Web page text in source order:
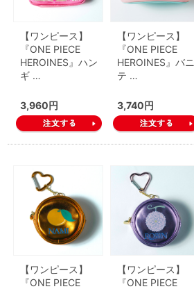
【ワンピース】
『ONE PIECE
HEROINES』ハン
ギ …
3,960円
【ワンピース】
『ONE PIECE
HEROINES』バニ
テ …
3,740円
【ワンピース】
『ONE PIECE
【ワンピース】
『ONE PIECE